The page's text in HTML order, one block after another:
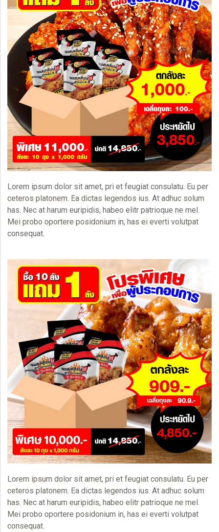
Lorem ipsum dolor sit amet, pri et feugiat consulatu. Eu per
ceteros platonem. Ea dictas legendos ius. At adhuc solum
has. Nec at harum euripidis, habeo elitr patrioque ne mel.
Mei probo oportere posidonium in, has ei everti volutpat
consequat.
Lorem ipsum dolor sit amet, pri et feugiat consulatu. Eu per
ceteros platonem. Ea dictas legendos ius. At adhuc solum
has. Nec at harum euripidis, habeo elitr patrioque ne mel.
Mei probo oportere posidonium in, has ei everti volutpat
consequat.